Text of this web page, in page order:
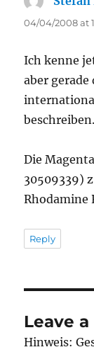
04/04/2008 at
Ich kenne
aber
beschreiben.
Die
30509339)
Rhodamine
Reply
Leave
Hinweis: